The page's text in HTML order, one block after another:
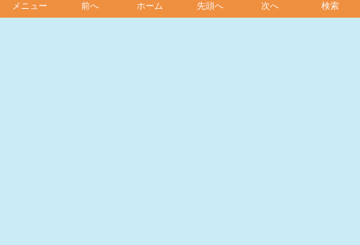
メニュー 検索
前へ ホーム 先頭へ 次へ